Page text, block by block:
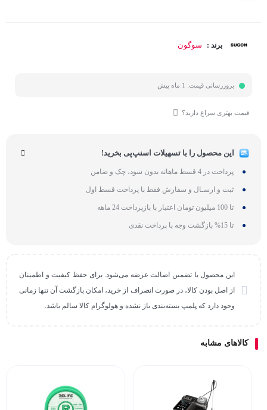
برند : سوگون
بروزرسانی قیمت: 1 ماه پیش
قیمت بهتری سراغ دارید؟
این محصول را با تسهیلات اسنپ‌پی بخرید!
پرداخت در 4 قسط ماهانه بدون سود، چک و ضامن
ثبت و ارسـال و سفارش فقط با پرداخت قسط اول
تا 100 میلیون تومان اعتبار با بازپرداخت 24 ماهه
تا 15% بازگشت وجه با پرداخت نقدی
این محصول با تضمین اصالت عرضه می‌شود. برای حفظ کیفیت و اطمینان
از اصل بودن کالا، در صورت انصراف از خرید، امکان بازگشت آن تنها زمانی
وجود دارد که پلمپ بسته‌بندی باز نشده و هولوگرام کالا سالم باشد.
کالاهای مشابه